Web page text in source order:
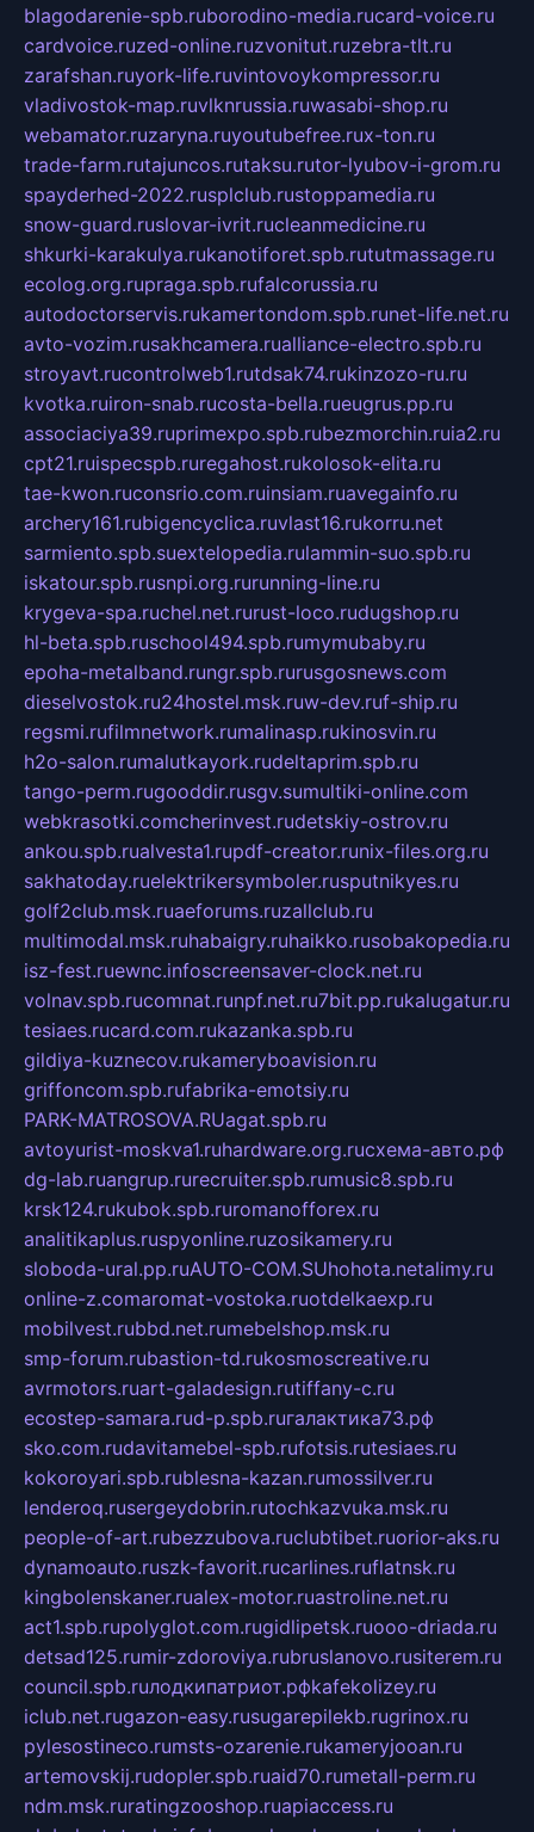
blagodarenie-spb.ruborodino-media.rucard-voice.ru
cardvoice.ruzed-online.ruzvonitut.ruzebra-tlt.ru
zarafshan.ruyork-life.ruvintovoykompressor.ru
vladivostok-map.ruvlknrussia.ruwasabi-shop.ru
webamator.ruzaryna.ruyoutubefree.rux-ton.ru
trade-farm.rutajuncos.rutaksu.rutor-lyubov-i-grom.ru
spayderhed-2022.rusplclub.rustoppamedia.ru
snow-guard.ruslovar-ivrit.rucleanmedicine.ru
shkurki-karakulya.rukanotiforet.spb.rututmassage.ru
ecolog.org.rupraga.spb.rufalcorussia.ru
autodoctorservis.rukamertondom.spb.runet-life.net.ru
avto-vozim.rusakhcamera.rualliance-electro.spb.ru
stroyavt.rucontrolweb1.rutdsak74.rukinzozo-ru.ru
kvotka.ruiron-snab.rucosta-bella.rueugrus.pp.ru
associaciya39.ruprimexpo.spb.rubezmorchin.ruia2.ru
cpt21.ruispecspb.ruregahost.rukolosok-elita.ru
tae-kwon.ruconsrio.com.ruinsiam.ruavegainfo.ru
archery161.rubigencyclica.ruvlast16.rukorru.net
sarmiento.spb.suextelopedia.rulammin-suo.spb.ru
iskatour.spb.rusnpi.org.rurunning-line.ru
krygeva-spa.ruchel.net.rurust-loco.rudugshop.ru
hl-beta.spb.ruschool494.spb.rumymubaby.ru
epoha-metalband.rungr.spb.rurusgosnews.com
dieselvostok.ru24hostel.msk.ruw-dev.ruf-ship.ru
regsmi.rufilmnetwork.rumalinasp.rukinosvin.ru
h2o-salon.rumalutkayork.rudeltaprim.spb.ru
tango-perm.rugooddir.rusgv.sumultiki-online.com
webkrasotki.comcherinvest.rudetskiy-ostrov.ru
ankou.spb.rualvesta1.rupdf-creator.runix-files.org.ru
sakhatoday.ruelektrikersymboler.rusputnikyes.ru
golf2club.msk.ruaeforums.ruzallclub.ru
multimodal.msk.ruhabaigry.ruhaikko.rusobakopedia.ru
isz-fest.ruewnc.infoscreensaver-clock.net.ru
volnav.spb.rucomnat.runpf.net.ru7bit.pp.rukalugatur.ru
tesiaes.rucard.com.rukazanka.spb.ru
gildiya-kuznecov.rukameryboavision.ru
griffoncom.spb.rufabrika-emotsiy.ru
PARK-MATROSOVA.RUagat.spb.ru
avtoyurist-moskva1.ruhardware.org.ruсхема-авто.рф
dg-lab.ruangrup.rurecruiter.spb.rumusic8.spb.ru
krsk124.rukubok.spb.ruromanofforex.ru
analitikaplus.ruspyonline.ruzosikamery.ru
sloboda-ural.pp.ruAUTO-COM.SUhohota.netalimy.ru
online-z.comaromat-vostoka.ruotdelkaexp.ru
mobilvest.rubbd.net.rumebelshop.msk.ru
smp-forum.rubastion-td.rukosmoscreative.ru
avrmotors.ruart-galadesign.rutiffany-c.ru
ecostep-samara.rud-p.spb.ruгалактика73.рф
sko.com.rudavitamebel-spb.rufotsis.rutesiaes.ru
kokoroyari.spb.rublesna-kazan.rumossilver.ru
lenderoq.rusergeydobrin.rutochkazvuka.msk.ru
people-of-art.rubezzubova.ruclubtibet.ruorior-aks.ru
dynamoauto.ruszk-favorit.rucarlines.ruflatnsk.ru
kingbolenskaner.rualex-motor.ruastroline.net.ru
act1.spb.rupolyglot.com.rugidlipetsk.ruooo-driada.ru
detsad125.rumir-zdoroviya.rubruslanovo.rusiterem.ru
council.spb.ruлодкипатриот.рфkafekolizey.ru
iclub.net.rugazon-easy.rusugarepilekb.rugrinox.ru
pylesostineco.rumsts-ozarenie.rukameryjooan.ru
artemovskij.rudopler.spb.ruaid70.rumetall-perm.ru
ndm.msk.ruratingzooshop.ruapiaccess.ru